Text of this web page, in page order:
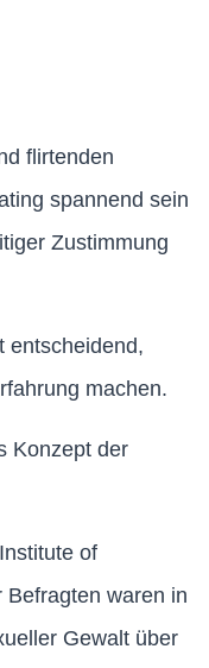
flirtenden
spannend sein
Zustimmung
entscheidend,
machen.
Konzept der
of
waren in
Gewalt über